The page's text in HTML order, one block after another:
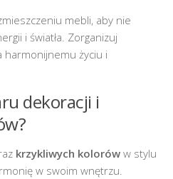
mebli, aby nie
i światła. Zorganizuj
harmonijnemu życiu i
dekoracji i
krzykliwych kolorów w stylu
w swoim wnętrzu.